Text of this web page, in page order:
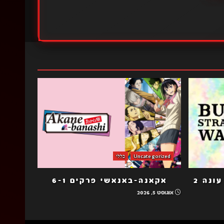
כלבי ספרות נודדים הב עונה 2
Uncategorized כללי
אקאנה-באנאשי פרקים 6-1
אוגוסט 5, 2026